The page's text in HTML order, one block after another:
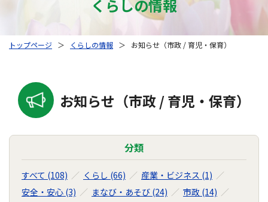
くらしの情報
トップページ ＞ くらしの情報 ＞ お知らせ（市政 / 育児・保育）
お知らせ（市政 / 育児・保育）
分類
すべて (108) くらし (66)
産業・ビジネス (1)
安全・安心 (3)
まなび・あそび (24)
市政 (14)